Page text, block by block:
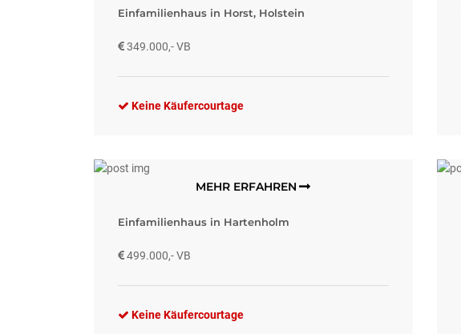
Einfamilienhaus in Horst, Holstein
349.000,- VB
Keine Käufercourtage
MEHR ERFAHREN
Einfamilienhaus in Hartenholm
499.000,- VB
Keine Käufercourtage